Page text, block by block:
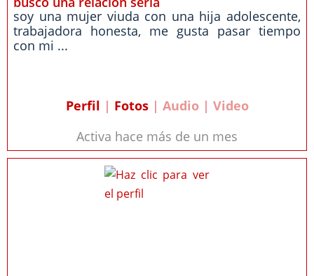
soy una mujer viuda con una hija adolescente,
trabajadora honesta, me gusta pasar tiempo
con mi ...
Perfil | Fotos| Audio | Video
Activa hace más de un mes